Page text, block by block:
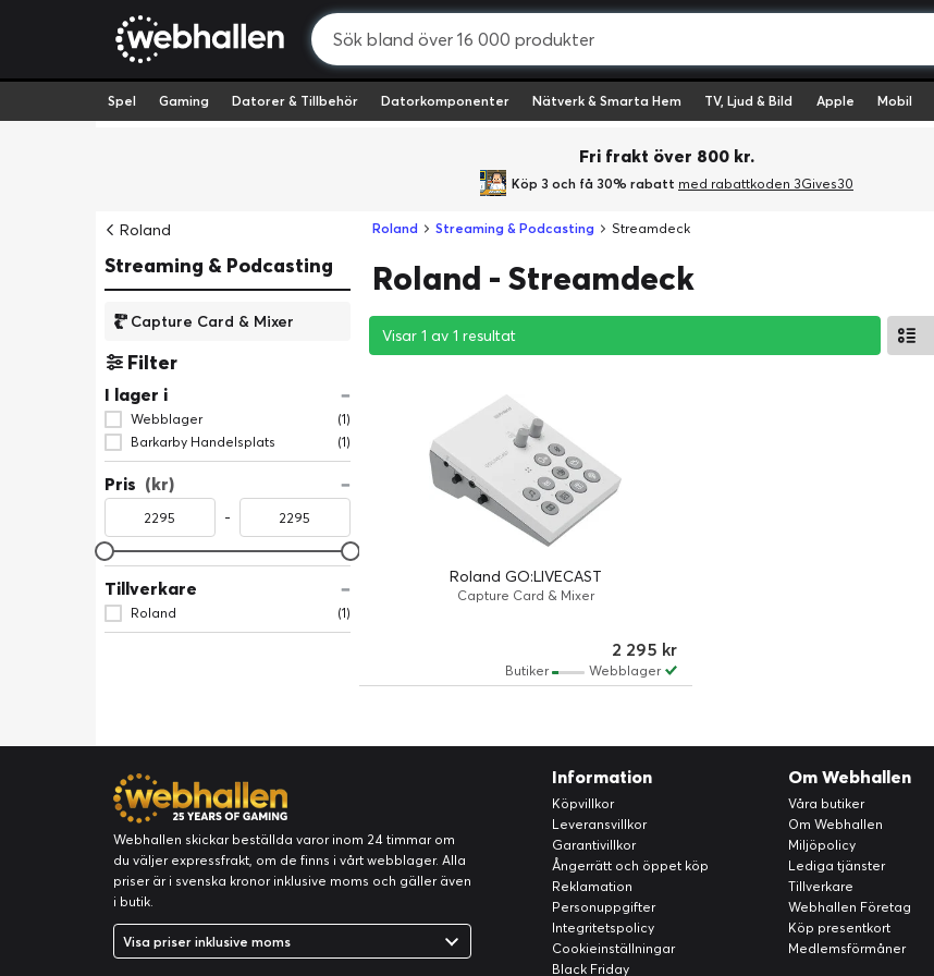
Spel Gaming Datorer & Tillbehör Datorkomponenter Nätverk & Smarta Hem TV, Ljud & Bild Apple Mobil
Fri frakt över 800 kr.
Köp 3 och få 30% rabatt med rabattkoden 3Gives30
Roland
Streaming & Podcasting
Capture Card & Mixer
Filter
I lager i
Webblager
(1)
Barkarby Handelsplats
(1)
Pris (kr)
-
Tillverkare
Roland (1)
Roland Streaming & Podcasting Streamdeck
Roland - Streamdeck
Visar 1 av 1 resultat
Visar 1 av 1 resultat
Visar 1 av 1 resultat
Roland GO:LIVECAST
Capture Card & Mixer
2 295 kr
Webblager
Butiker
Webhallen skickar beställda varor inom 24 timmar om
du väljer expressfrakt, om de finns i vårt webblager. Alla
priser är i svenska kronor inklusive moms och gäller även
i butik.
Visa priser inklusive moms
Information
Köpvillkor
Leveransvillkor
Garantivillkor
Ångerrätt och öppet köp
Reklamation
Personuppgifter
Integritetspolicy
Cookieinställningar
Black Friday
Om Webhallen
Våra butiker
Om Webhallen
Miljöpolicy
Lediga tjänster
Tillverkare
Webhallen Företag
Köp presentkort
Medlemsförmåner